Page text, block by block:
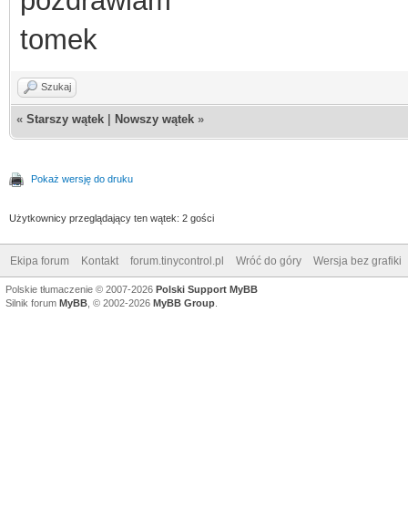
tomek
Szukaj
« Starszy wątek Nowszy wątek »
Pokaż wersję do druku
Użytkownicy przeglądający ten wątek: 2 gości
Ekipa forum Kontakt forum.tinycontrol.pl Wróć do góry Wersja bez grafiki
Polskie tłumaczenie © 2007-2026 Polski Support MyBB
Silnik forum MyBB , © 2002-2026 MyBB Group